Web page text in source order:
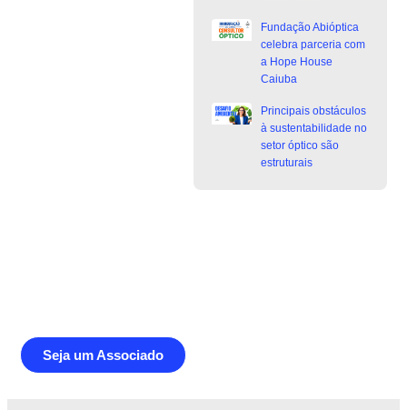
Fundação Abióptica
celebra parceria com
a Hope House
Caiuba
Principais obstáculos
à sustentabilidade no
setor óptico são
estruturais
Seja um Associado